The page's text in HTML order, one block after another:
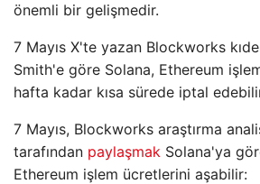
önemli bir gelişmedir.
7 Mayıs X'te yazan Blockworks
Smith'e göre Solana, Ethereum
hafta kadar kısa sürede iptal
7 Mayıs, Blockworks araştırma
tarafından paylaşmak Solana'ya
Ethereum işlem ücretlerini aşabilir: